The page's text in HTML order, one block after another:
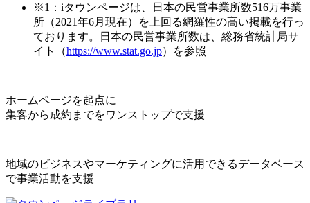
※1：iタウンページは、日本の民営事業所数516万事業
所（2021年6月現在）を上回る網羅性の高い掲載を行っ
ております。日本の民営事業所数は、総務省統計局サ
イト（https://www.stat.go.jp）を参照
ホームページを起点に
集客から成約までをワンストップで支援
地域のビジネスやマーケティングに活用できるデータベース
で事業活動を支援